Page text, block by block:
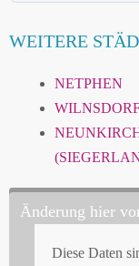
WEITERE
NETPHEN
Änderung hier
Diese Daten